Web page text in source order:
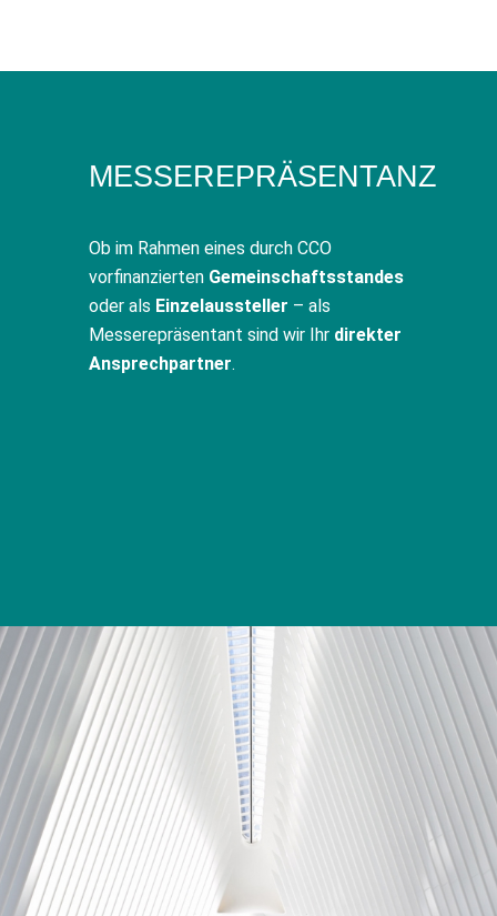
MESSEREPRÄSENTANZ
Ob im Rahmen eines durch CCO
vorfinanzierten Gemeinschaftsstandes
oder als Einzelaussteller – als
Messerepräsentant sind wir Ihr direkter
Ansprechpartner.